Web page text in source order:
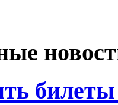
билеты